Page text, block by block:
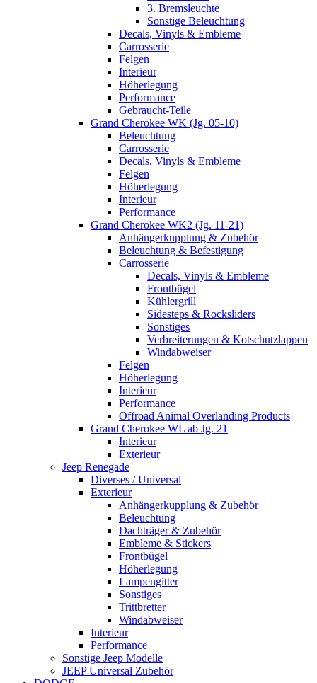
3. Bremsleuchte
Sonstige Beleuchtung
Decals, Vinyls & Embleme
Carrosserie
Felgen
Interieur
Höherlegung
Performance
Gebraucht-Teile
Grand Cherokee WK (Jg. 05-10)
Beleuchtung
Carrosserie
Decals, Vinyls & Embleme
Felgen
Höherlegung
Interieur
Performance
Grand Cherokee WK2 (Jg. 11-21)
Anhängerkupplung & Zubehör
Beleuchtung & Befestigung
Carrosserie
Decals, Vinyls & Embleme
Frontbügel
Kühlergrill
Sidesteps & Rocksliders
Sonstiges
Verbreiterungen & Kotschutzlappen
Windabweiser
Felgen
Höherlegung
Interieur
Performance
Offroad Animal Overlanding Products
Grand Cherokee WL ab Jg. 21
Interieur
Exterieur
Jeep Renegade
Diverses / Universal
Exterieur
Anhängerkupplung & Zubehör
Beleuchtung
Dachträger & Zubehör
Embleme & Stickers
Frontbügel
Höherlegung
Lampengitter
Sonstiges
Trittbretter
Windabweiser
Interieur
Performance
Sonstige Jeep Modelle
JEEP Universal Zubehör